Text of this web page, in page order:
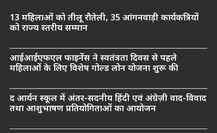
13 महिलाओं को तीलू रौतेली, 35 आंगनवाड़ी कार्यकत्रियों
को राज्य स्तरीय सम्मान
आईआईएफएल फाइनेंस ने स्वतंत्रता दिवस से पहले
महिलाओं के लिए विशेष गोल्ड लोन योजना शुरू की
द आर्यन स्कूल में अंतर-सदनीय हिंदी एवं अंग्रेज़ी वाद-विवाद
तथा आशुभाषण प्रतियोगिताओं का आयोजन